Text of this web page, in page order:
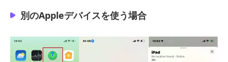
別のAppleデバイスを使う場合